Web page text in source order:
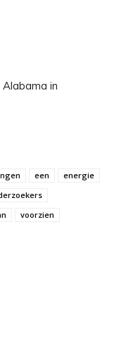
in
een
energie
voorzien